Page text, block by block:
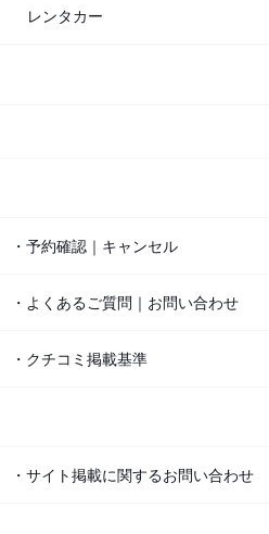
レンタカー
・予約確認｜キャンセル
・よくあるご質問｜お問い合わせ
・クチコミ掲載基準
・サイト掲載に関するお問い合わせ